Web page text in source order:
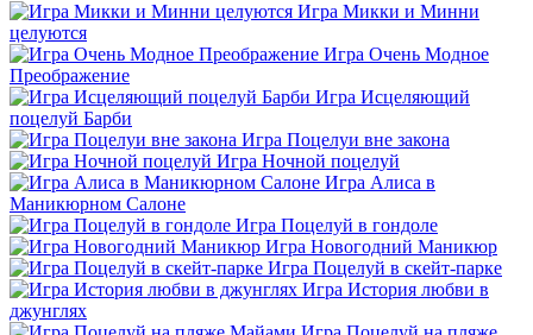
Игра Микки и Минни
целуются
Игра Очень Модное
Преображение
Игра Исцеляющий
поцелуй Барби
Игра Поцелуи вне закона
Игра Ночной поцелуй
Игра Алиса в
Маникюрном Салоне
Игра Поцелуй в гондоле
Игра Новогодний Маникюр
Игра Поцелуй в скейт-парке
Игра История любви в
джунглях